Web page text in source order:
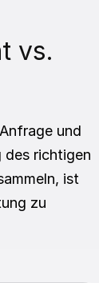
vs.
und
des richtigen
ist
zu